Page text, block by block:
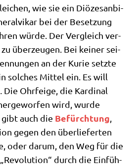
wie sie ein Diö­ze­san­bi­
bei der Beset­zung
wür­de. Der Ver­gleich ver­
über­zeu­gen. Bei kei­ner sei­
an der Kurie setz­te
sol­ches Mit­tel ein. Es will
Die Ohr­fei­ge, die Kar­di­nal
wird, wur­de
auch die Befürch­tung,
gegen den über­lie­fer­ten
oder dar­um, den Weg für die
durch die Ein­füh­